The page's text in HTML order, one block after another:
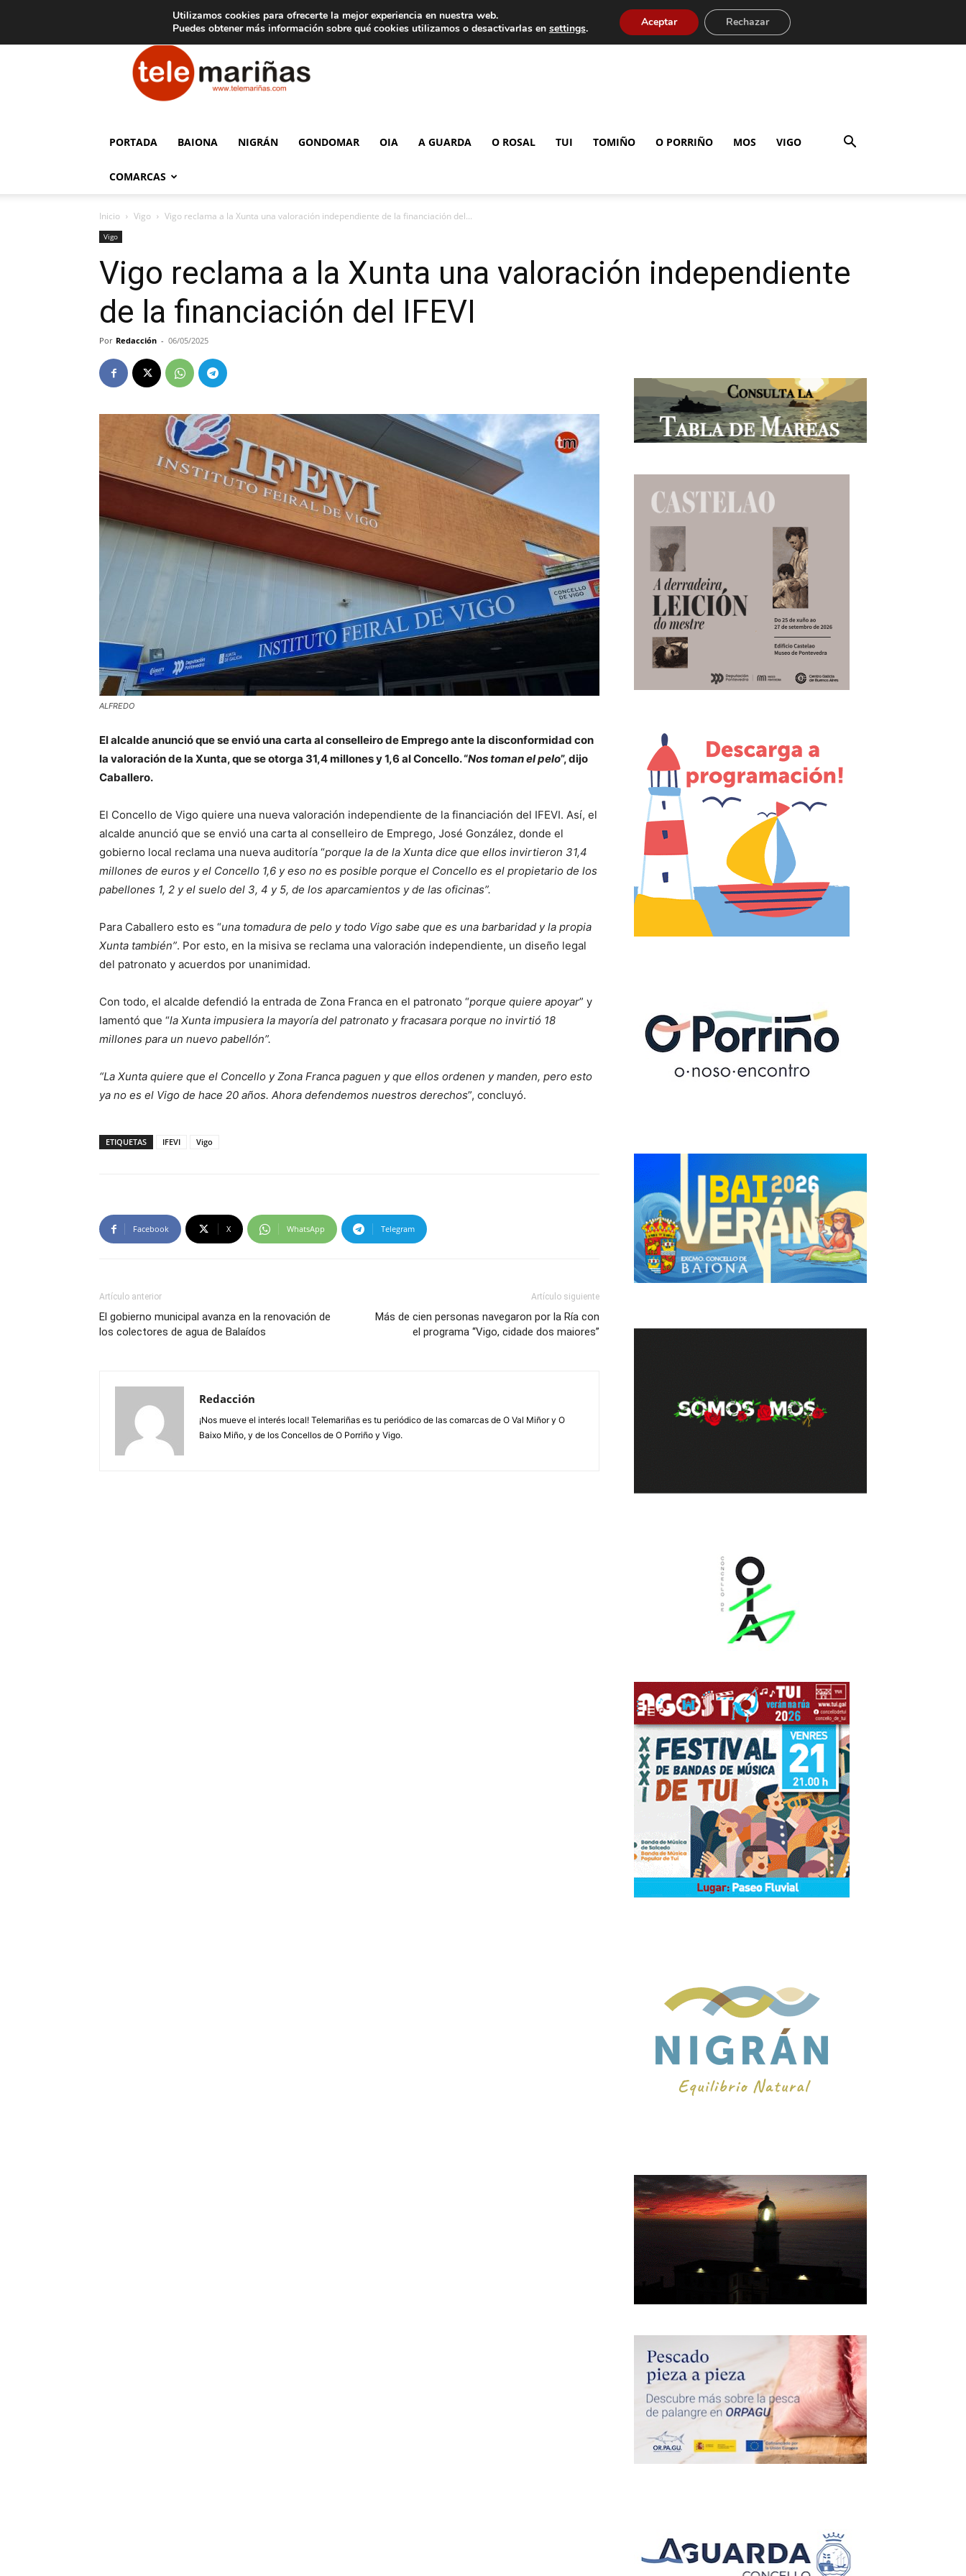
Aviso legal Tarifas de publicidad
Telemariñas
PORTADA BAIONA NIGRÁN GONDOMAR OIA A GUARDA O ROSAL TUI TOMIÑO O PORRIÑO MOS VIGO
COMARCAS
Inicio Vigo Vigo reclama a la Xunta una valoración independiente de la financiación del...
Vigo
Vigo reclama a la Xunta una valoración independiente
de la financiación del IFEVI
Por Redacción - 06/05/2025
ALFREDO
El alcalde anunció que se envió una carta al conselleiro de Emprego ante la disconformidad con
la valoración de la Xunta, que se otorga 31,4 millones y 1,6 al Concello. “Nos toman el pelo”, dijo
Caballero.
El Concello de Vigo quiere una nueva valoración independiente de la financiación del IFEVI. Así, el
alcalde anunció que se envió una carta al conselleiro de Emprego, José González, donde el
gobierno local reclama una nueva auditoría “porque la de la Xunta dice que ellos invirtieron 31,4
millones de euros y el Concello 1,6 y eso no es posible porque el Concello es el propietario de los
pabellones 1, 2 y el suelo del 3, 4 y 5, de los aparcamientos y de las oficinas”.
Para Caballero esto es “una tomadura de pelo y todo Vigo sabe que es una barbaridad y la propia
Xunta también”. Por esto, en la misiva se reclama una valoración independiente, un diseño legal
del patronato y acuerdos por unanimidad.
Con todo, el alcalde defendió la entrada de Zona Franca en el patronato “porque quiere apoyar” y
lamentó que “la Xunta impusiera la mayoría del patronato y fracasara porque no invirtió 18
millones para un nuevo pabellón”.
“La Xunta quiere que el Concello y Zona Franca paguen y que ellos ordenen y manden, pero esto
ya no es el Vigo de hace 20 años. Ahora defendemos nuestros derechos”, concluyó.
ETIQUETAS IFEVI Vigo
Facebook X WhatsApp Telegram
Artículo anterior
El gobierno municipal avanza en la renovación de
los colectores de agua de Balaídos
Artículo siguiente
Más de cien personas navegaron por la Ría con
el programa “Vigo, cidade dos maiores”
Redacción
¡Nos mueve el interés local! Telemariñas es tu periódico de las comarcas de O Val Miñor y O
Baixo Miño, y de los Concellos de O Porriño y Vigo.
Utilizamos cookies para ofrecerte la mejor experiencia en nuestra web.
Puedes obtener más información sobre qué cookies utilizamos o desactivarlas en settings. Aceptar Rechazar